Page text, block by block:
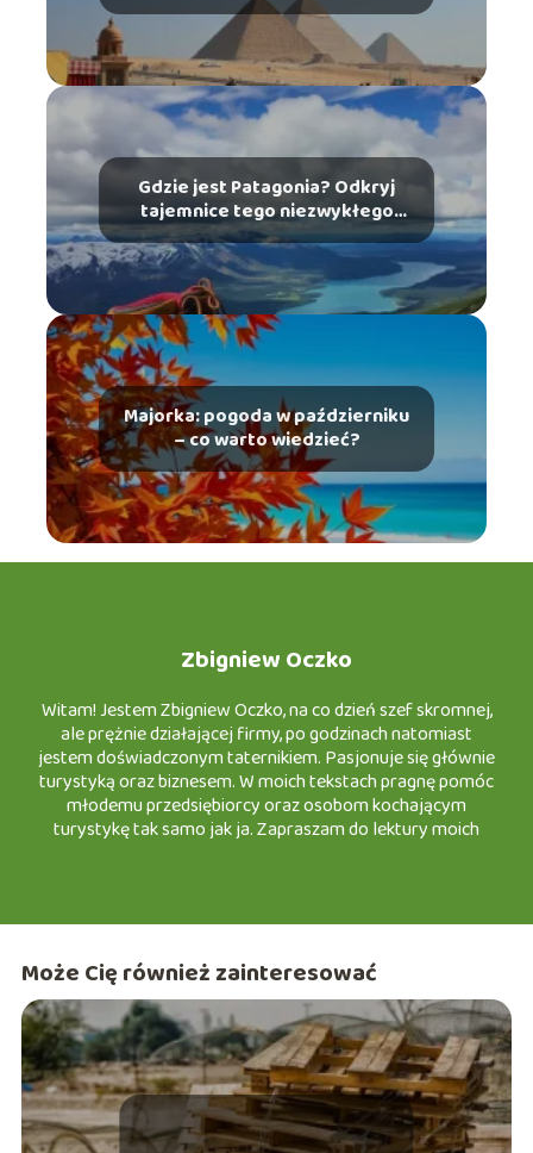
Gdzie jest Patagonia? Odkryj
tajemnice tego niezwykłego
miejsca
Majorka: pogoda w październiku
– co warto wiedzieć?
Zbigniew Oczko
Witam! Jestem Zbigniew Oczko, na co dzień szef skromnej,
ale prężnie działającej firmy, po godzinach natomiast
jestem doświadczonym taternikiem. Pasjonuje się głównie
turystyką oraz biznesem. W moich tekstach pragnę pomóc
młodemu przedsiębiorcy oraz osobom kochającym
turystykę tak samo jak ja. Zapraszam do lektury moich
Może Cię również zainteresować